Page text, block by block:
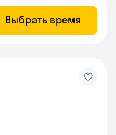
Выбрать время